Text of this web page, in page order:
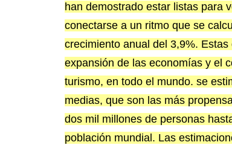
han demostrado estar listas para
conectarse a un ritmo que se
crecimiento anual del 3,9%.
expansión de las economías y el
turismo, en todo el mundo. se
medias, que son las más
dos mil millones de personas
población mundial. Las